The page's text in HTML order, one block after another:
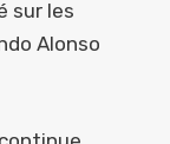
sur les
Alonso